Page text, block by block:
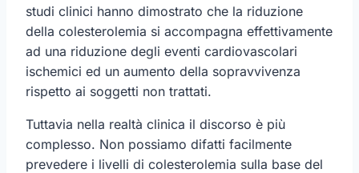
studi clinici hanno dimostrato che la riduzione
della colesterolemia si accompagna effettivamente
ad una riduzione degli eventi cardiovascolari
ischemici ed un aumento della sopravvivenza
rispetto ai soggetti non trattati.
Tuttavia nella realtà clinica il discorso è più
complesso. Non possiamo difatti facilmente
prevedere i livelli di colesterolemia sulla base del